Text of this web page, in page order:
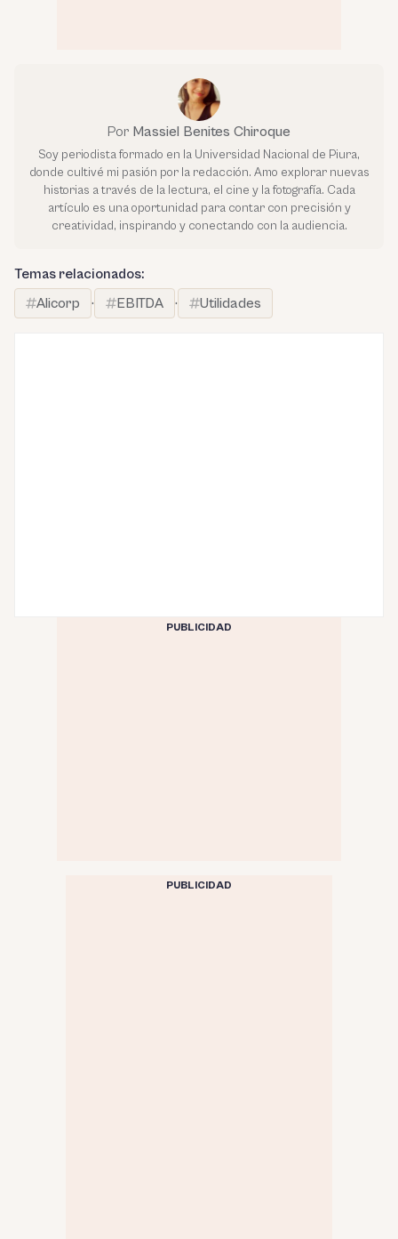
Por Massiel Benites Chiroque
Soy periodista formado en la Universidad Nacional de Piura,
donde cultivé mi pasión por la redacción. Amo explorar nuevas
historias a través de la lectura, el cine y la fotografía. Cada
artículo es una oportunidad para contar con precisión y
creatividad, inspirando y conectando con la audiencia.
Temas relacionados:
Alicorp
· EBITDA · Utilidades
PUBLICIDAD
PUBLICIDAD